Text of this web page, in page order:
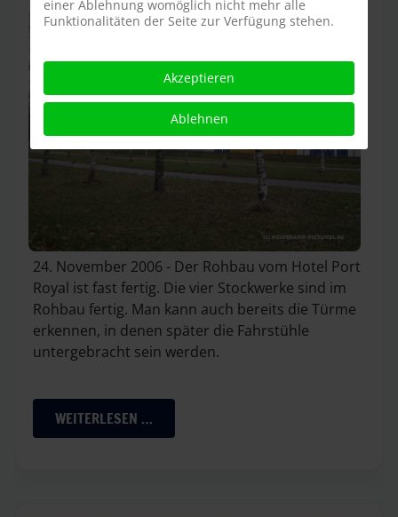
24. November 2006 - Der Rohbau vom Hotel Port
Royal ist fast fertig. Die vier Stockwerke sind im
Rohbau fertig. Man kann auch bereits die Türme
erkennen, in denen später die Fahrstühle
untergebracht sein werden.
WEITERLESEN …
einer Ablehnung womöglich nicht mehr alle
Funktionalitäten der Seite zur Verfügung stehen.
Akzeptieren
Ablehnen